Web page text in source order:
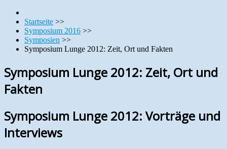
Startseite >>
Symposium 2016 >>
Symposien >>
Symposium Lunge 2012: Zeit, Ort und Fakten
Symposium Lunge 2012: Zeit, Ort und
Fakten
Symposium Lunge 2012: Vorträge und
Interviews